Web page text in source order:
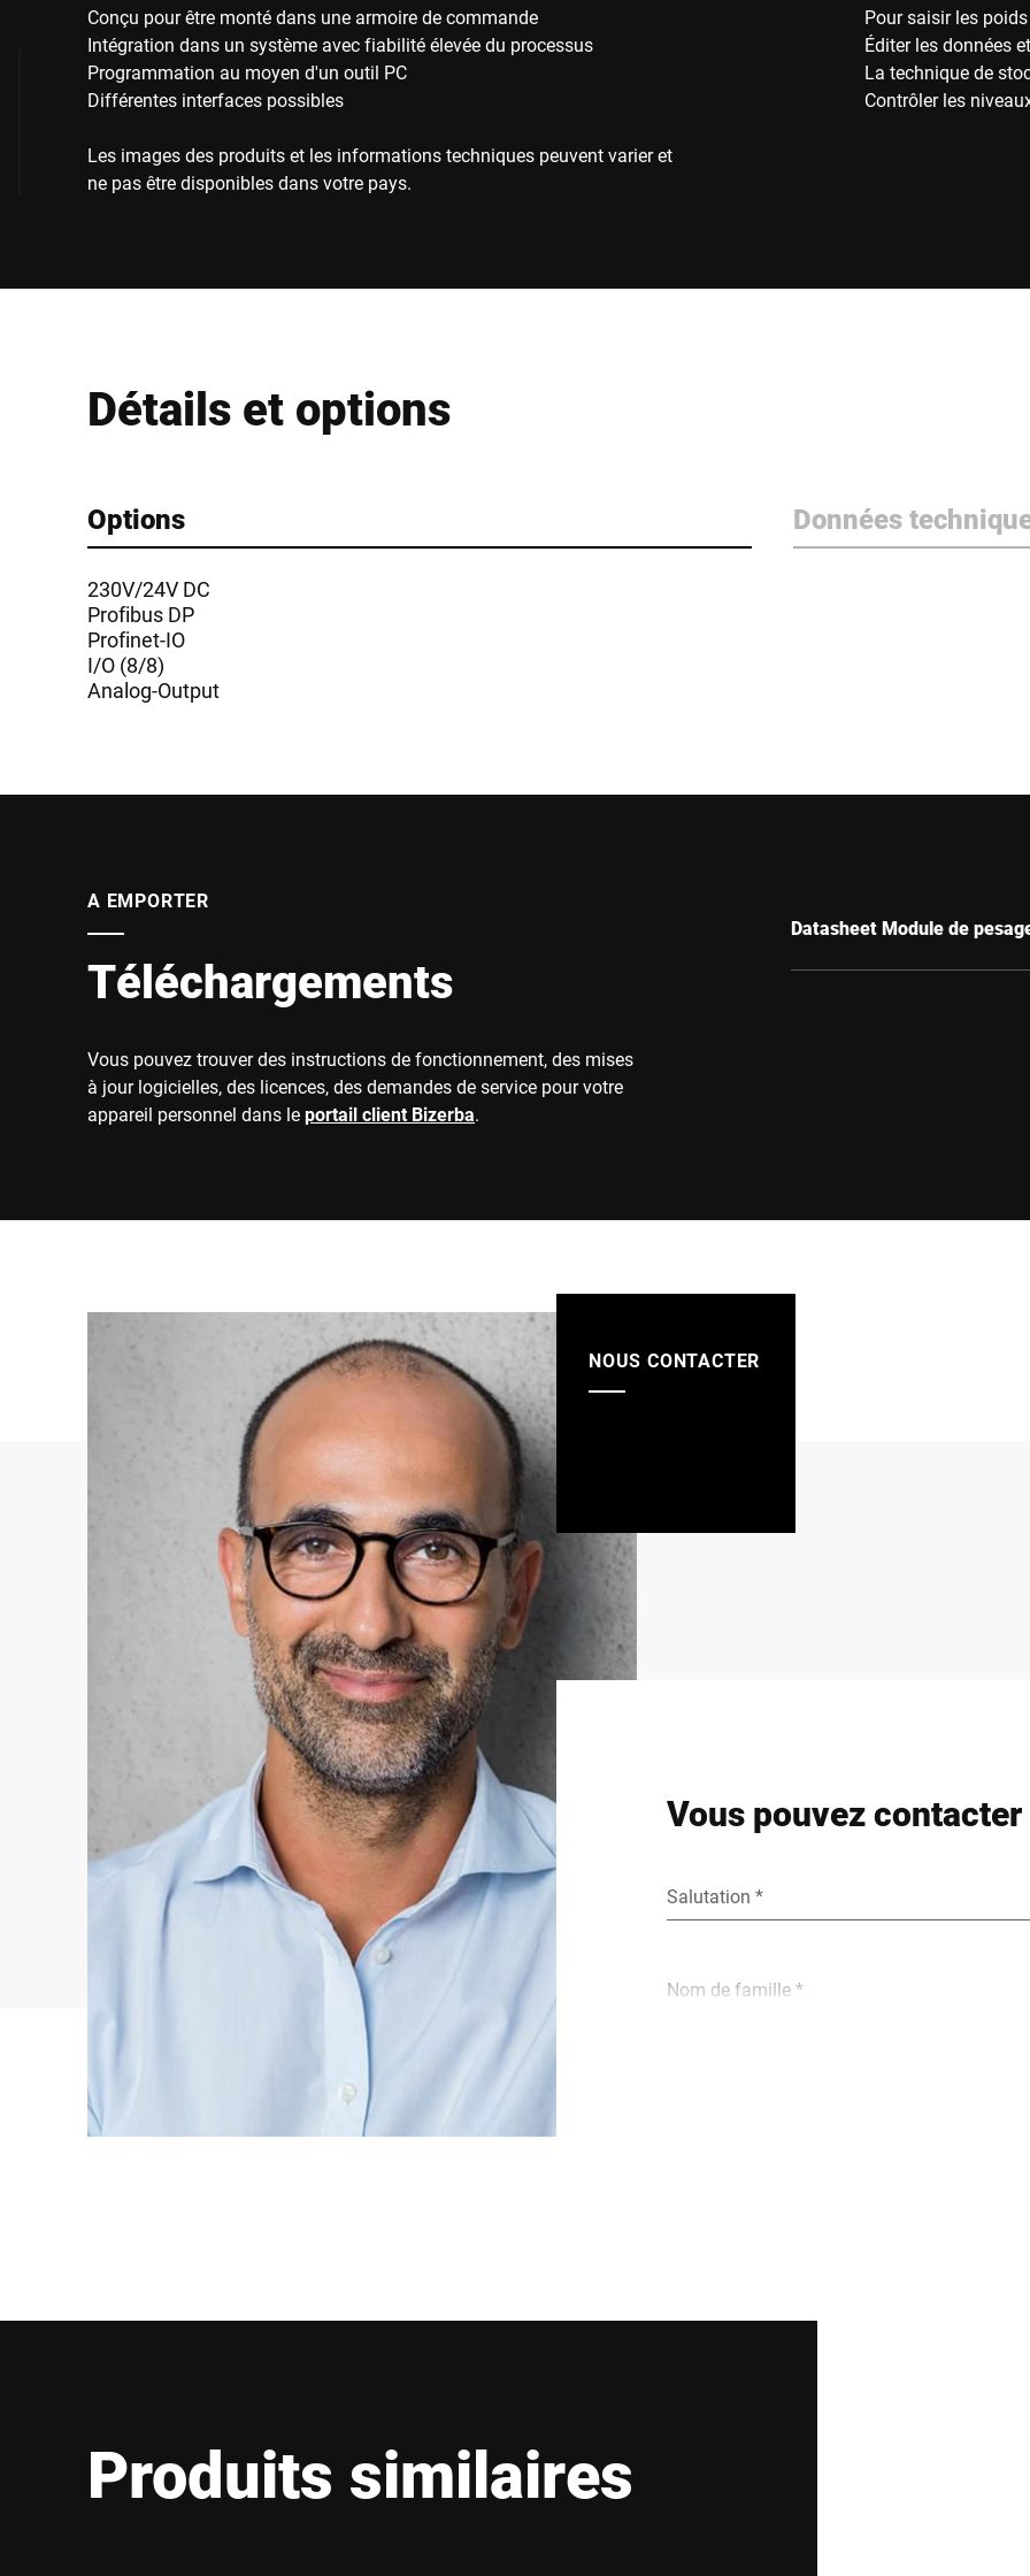
Conçu pour être monté dans une armoire de commande
Intégration dans un système avec fiabilité élevée du processus
Programmation au moyen d'un outil PC
Différentes interfaces possibles
Les images des produits et les informations techniques peuvent varier et
ne pas être disponibles dans votre pays.
Pour saisir les poids
Éditer les données
La technique de
Contrôler les
Détails et options
Options Données
230V/24V DC
Profibus DP
Profinet-IO
I/O (8/8)
Analog-Output
A EMPORTER
Téléchargements
Vous pouvez trouver des instructions de fonctionnement, des mises
à jour logicielles, des licences, des demandes de service pour votre
appareil personnel dans leportail client Bizerba.
Datasheet Module de
NOUS CONTACTER
Vous pouvez
Salutation *
Nom de famille *
Produits similaires